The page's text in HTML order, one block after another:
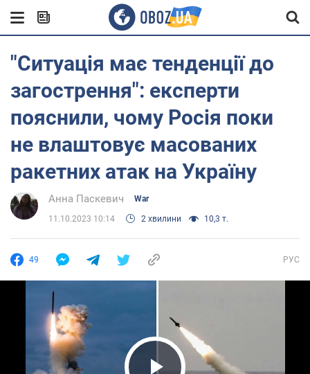
"Ситуація має тенденції до
загострення": експерти
пояснили, чому Росія поки
не влаштовує масованих
ракетних атак на Україну
Анна Паскевич War
11.10.2023 10:14 2 хвилини 10,3 т.
49 РУС